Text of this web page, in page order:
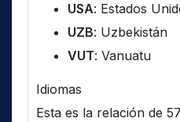
USA: Estados
UZB: Uzbekistán
VUT: Vanuatu
Idiomas
Esta es la relación de